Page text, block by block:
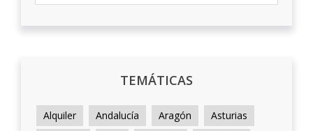
TEMÁTICAS
Alquiler Andalucía Aragón
Asturias